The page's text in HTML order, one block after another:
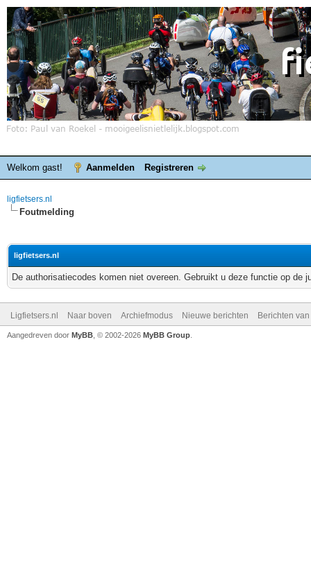
Welkom gast! Aanmelden Registreren
ligfietsers.nl
Foutmelding
ligfietsers.nl
De authorisatiecodes komen niet overeen. Gebruikt u deze functie op de
Ligfietsers.nl Naar boven Archiefmodus Nieuwe berichten Berichten
Aangedreven door MyBB , © 2002-2026 MyBB Group